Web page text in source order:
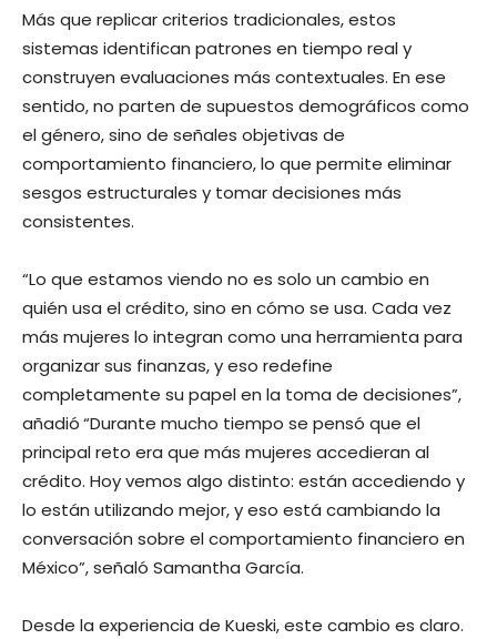
Más que replicar criterios tradicionales, estos
sistemas identifican patrones en tiempo real y
construyen evaluaciones más contextuales. En ese
sentido, no parten de supuestos demográficos como
el género, sino de señales objetivas de
comportamiento financiero, lo que permite eliminar
sesgos estructurales y tomar decisiones más
consistentes.
“Lo que estamos viendo no es solo un cambio en
quién usa el crédito, sino en cómo se usa. Cada vez
más mujeres lo integran como una herramienta para
organizar sus finanzas, y eso redefine
completamente su papel en la toma de decisiones”,
añadió“Durante mucho tiempo se pensó que el
principal reto era que más mujeres accedieran al
crédito. Hoy vemos algo distinto: están accediendo y
lo están utilizando mejor, y eso está cambiando la
conversación sobre el comportamiento financiero en
México”, señaló Samantha García.
Desde la experiencia de Kueski, este cambio es claro.